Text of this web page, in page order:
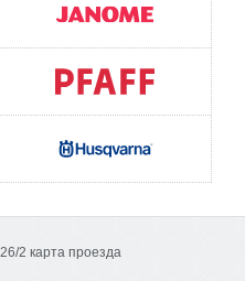
2 карта проезда